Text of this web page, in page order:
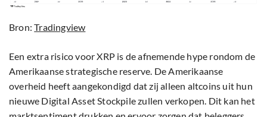
Bron:Tradingview
Een extra risico voor XRP is de afnemende hype rondom de
Amerikaanse strategische reserve. De Amerikaanse
overheid heeft aangekondigd dat zij alleen altcoins uit hun
nieuwe Digital Asset Stockpile zullen verkopen. Dit kan het